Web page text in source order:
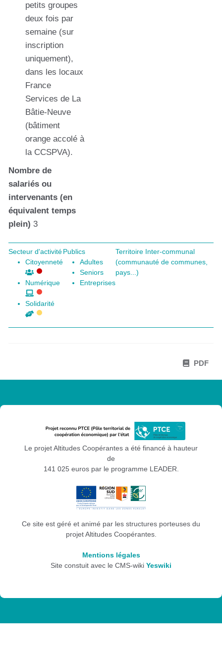
petits groupes
deux fois par
semaine (sur
inscription
uniquement),
dans les locaux
France
Services de La
Bâtie-Neuve
(bâtiment
orange accolé à
la CCSPVA).
Nombre de
salariés ou
intervenants (en
équivalent temps
plein) 3
Secteur d'activité
Citoyenneté
Numérique
Solidarité
Publics
Adultes
Seniors
Entreprises
Territoire Inter-communal
(communauté de communes,
pays...)
PDF
Le projet Altitudes Coopérantes a été financé à hauteur
de
141 025 euros par le programme LEADER.
Ce site est géré et animé par les structures porteuses du
projet Altitudes Coopérantes.
Mentions légales
Site constuit avec le CMS-wiki Yeswiki